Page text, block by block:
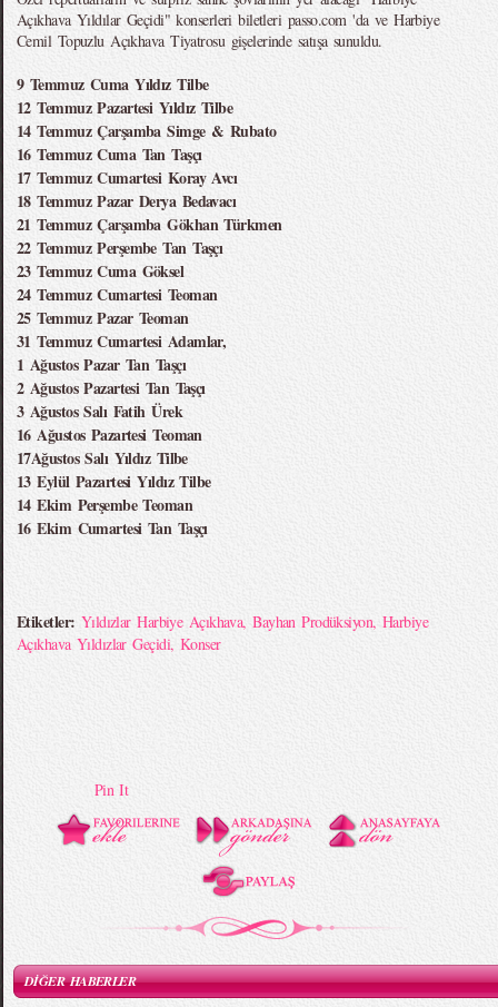
Açıkhava Yıldılar Geçidi" konserleri biletleri passo.com 'da ve Harbiye
Cemil Topuzlu Açıkhava Tiyatrosu gişelerinde satışa sunuldu.
9 Temmuz Cuma Yıldız Tilbe
12 Temmuz Pazartesi Yıldız Tilbe
14 Temmuz Çarşamba Simge & Rubato
16 Temmuz Cuma Tan Taşçı
17 Temmuz Cumartesi Koray Avcı
18 Temmuz Pazar Derya Bedavacı
21 Temmuz Çarşamba Gökhan Türkmen
22 Temmuz Perşembe Tan Taşçı
23 Temmuz Cuma Göksel
24 Temmuz Cumartesi Teoman
25 Temmuz Pazar Teoman
31 Temmuz Cumartesi Adamlar,
1 Ağustos Pazar Tan Taşçı
2 Ağustos Pazartesi Tan Taşçı
3 Ağustos Salı Fatih Ürek
16 Ağustos Pazartesi Teoman
17Ağustos Salı Yıldız Tilbe
13 Eylül Pazartesi Yıldız Tilbe
14 Ekim Perşembe Teoman
16 Ekim Cumartesi Tan Taşçı
Etiketler: Yıldızlar Harbiye Açıkhava,Bayhan Prodüksiyon, Harbiye
Açıkhava Yıldızlar Geçidi, Konser
Pin It
DİĞER HABERLER